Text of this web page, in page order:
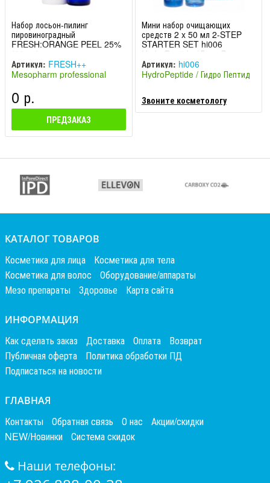
Набор лосьон-пилинг
пировиноградный
FRESH:ORANGE PEEL 25%
(30 мл) + сыворотка
омолаживающая F
Артикул: FRESH++
Mesopharm professional
0 р.
ПРЕДЗАКАЗ
Мини набор очищающих
средств 2 x 50 мл 2-STEP
STARTER SET hi006
HydroPeptide / ГидроПептид
Артикул: hi006
HydroPeptide / Гидро Пептид
Звоните косметологу
КАТАЛОГ ТОВАРОВ
Косметика для лица
Косметика для тела
Косметика для волос
Оборудование/аппараты
Мезо препараты
Здоровье Карта сайта
ИНФОРМАЦИЯ
Как сделать заказ Доставка Оплата
Возврат
Публичная оферта
Политика обработки ПД
Подписаться на новости
ГЛАВНАЯ
Контакты Обратная связь О нас
Акции/скидки
NEW/Новинки
Система скидок
Наши телефоны: